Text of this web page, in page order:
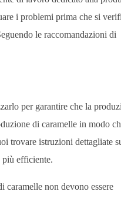
i problemi prima che si
le raccomandazioni di
per garantire che la
di caramelle in modo
trovare istruzioni dettagliate
più efficiente.
caramelle non devono essere